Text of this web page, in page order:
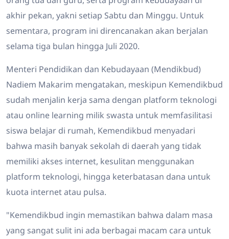
akhir pekan, yakni setiap Sabtu dan Minggu. Untuk
sementara, program ini direncanakan akan berjalan
selama tiga bulan hingga Juli 2020.
Menteri Pendidikan dan Kebudayaan (Mendikbud)
Nadiem Makarim mengatakan, meskipun Kemendikbud
sudah menjalin kerja sama dengan platform teknologi
atau online learning milik swasta untuk memfasilitasi
siswa belajar di rumah, Kemendikbud menyadari
bahwa masih banyak sekolah di daerah yang tidak
memiliki akses internet, kesulitan menggunakan
platform teknologi, hingga keterbatasan dana untuk
kuota internet atau pulsa.
"Kemendikbud ingin memastikan bahwa dalam masa
yang sangat sulit ini ada berbagai macam cara untuk